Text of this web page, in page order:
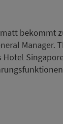
bekommt
Manager.